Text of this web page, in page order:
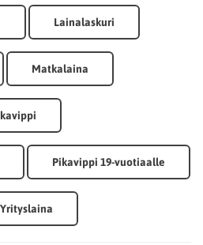
Lainalaskuri
Matkalaina
Pikavippi 19-vuotiaalle
Yrityslaina